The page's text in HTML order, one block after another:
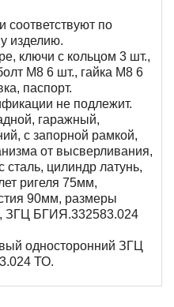
соответствуют по
изделию.
ключи с кольцом 3 шт.,
М8 6 шт., гайка М8 6
паспорт.
не подлежит.
гаражный,
с запорной рамкой,
от высверливания,
цилиндр латунь,
ригеля 75мм,
90мм, размеры
ЗГЦ БГИЯ.332583.024
односторонний ЗГЦ
ТО.